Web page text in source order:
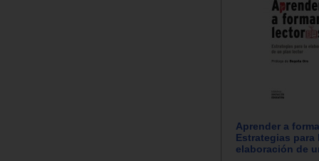
Aprender a
Estrategias para
elaboración de